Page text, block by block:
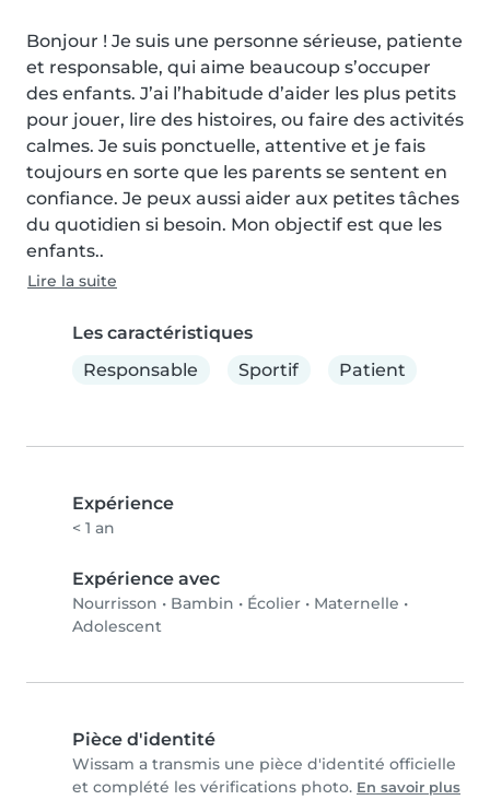
Bonjour ! Je suis une personne sérieuse, patiente
et responsable, qui aime beaucoup s’occuper
des enfants. J’ai l’habitude d’aider les plus petits
pour jouer, lire des histoires, ou faire des activités
calmes. Je suis ponctuelle, attentive et je fais
toujours en sorte que les parents se sentent en
confiance. Je peux aussi aider aux petites tâches
du quotidien si besoin. Mon objectif est que les
enfants..
Lire la suite
Les caractéristiques
Responsable
Sportif Patient
Expérience
< 1 an
Expérience avec
Nourrisson • Bambin • Écolier • Maternelle •
Adolescent
Pièce d'identité
Wissam a transmis une pièce d'identité officielle
et complété les vérifications photo. En savoir plus